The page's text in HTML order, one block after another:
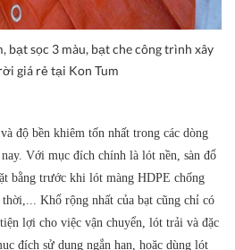
bạt sọc 3 màu, bạt che công trình xây
giá rẻ tại Kon Tum
độ bền khiêm tốn nhất trong các dòng
Với mục đích chính là lót nền, sàn đổ
bằng trước khi lót màng HDPE chống
Khổ rộng nhất của bạt cũng chỉ có
lợi cho việc vận chuyển, lót trải và đặc
đích sử dụng ngắn hạn, hoặc dùng lót